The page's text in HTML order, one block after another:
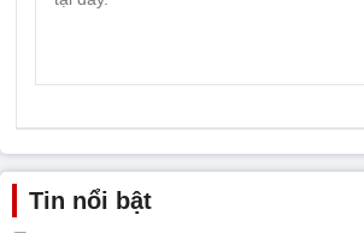
Tin nổi bật